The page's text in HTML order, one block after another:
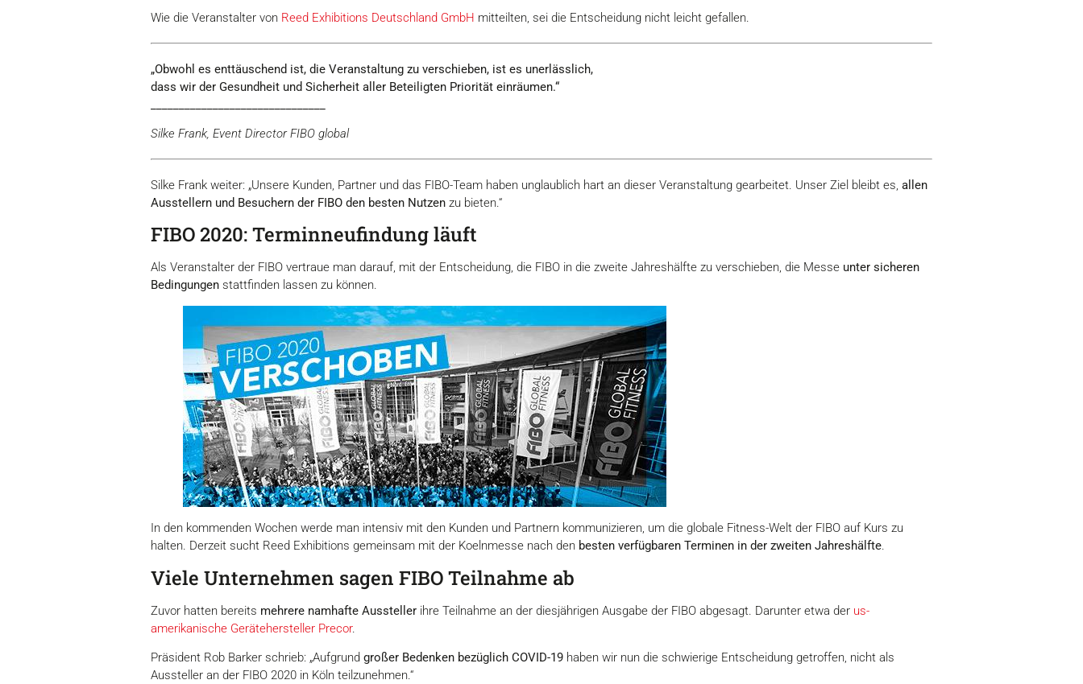
Wie die Veranstalter von Reed Exhibitions Deutschland GmbH mitteilten, sei die Entscheidung nicht leicht gefallen.
„Obwohl es enttäuschend ist, die Veranstaltung zu verschieben, ist es unerlässlich,
dass wir der Gesundheit und Sicherheit aller Beteiligten Priorität einräumen.“
Silke Frank, Event Director FIBO global
Silke Frank weiter: „Unsere Kunden, Partner und das FIBO-Team haben unglaublich hart an dieser Veranstaltung gearbeitet. Unser Ziel bleibt es, allen
Ausstellern und Besuchern der FIBO den besten Nutzen zu bieten.“
FIBO 2020: Terminneufindung läuft
Als Veranstalter der FIBO vertraue man darauf, mit der Entscheidung, die FIBO in die zweite Jahreshälfte zu verschieben, die Messe unter sicheren
Bedingungen stattfinden lassen zu können.
In den kommenden Wochen werde man intensiv mit den Kunden und Partnern kommunizieren, um die globale Fitness-Welt der FIBO auf Kurs zu
halten. Derzeit sucht Reed Exhibitions gemeinsam mit der Koelnmesse nach den besten verfügbaren Terminen in der zweiten Jahreshälfte.
Viele Unternehmen sagen FIBO Teilnahme ab
Zuvor hatten bereits mehrere namhafte Aussteller ihre Teilnahme an der diesjährigen Ausgabe der FIBO abgesagt. Darunter etwa der us-
amerikanische Gerätehersteller Precor.
Präsident Rob Barker schrieb: „Aufgrund großer Bedenken bezüglich COVID-19 haben wir nun die schwierige Entscheidung getroffen, nicht als
Aussteller an der FIBO 2020 in Köln teilzunehmen.“